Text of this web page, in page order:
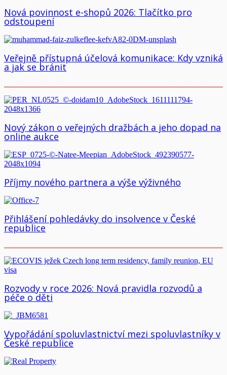
Nová povinnost e-shopů 2026: Tlačítko pro
odstoupení
Veřejně přístupná účelová komunikace: Kdy vzniká
a jak se bránit
Nový zákon o veřejných dražbách a jeho dopad na
online aukce
Příjmy nového partnera a výše výživného
Přihlášení pohledávky do insolvence v České
republice
Rozvody v roce 2026: Nová pravidla rozvodů a
péče o děti
Vypořádání spoluvlastnictví mezi spoluvlastníky v
České republice